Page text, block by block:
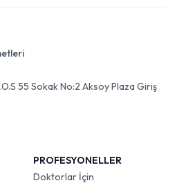
55 Sokak No:2 Aksoy Plaza Giriş
PROFESYONELLER
Doktorlar İçin